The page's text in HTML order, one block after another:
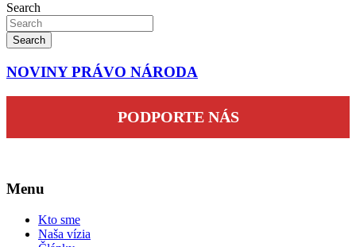
Search
Search
NOVINY PRÁVO NÁRODA
PODPORTE NÁS
Menu
Kto sme
Naša vízia